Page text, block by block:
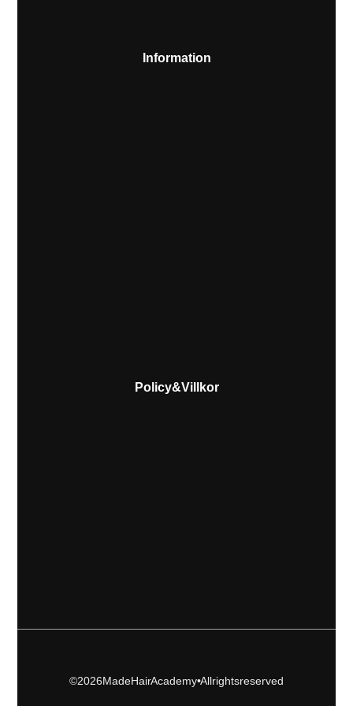
Information
Policy & Villkor
© 2026 Made Hair Academy • All rights reserved